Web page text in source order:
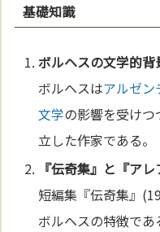
基礎知識
ボルヘスの文学的背
ボルヘスはアルゼン
文学の影響を受け
立した作家である。
『伝奇集』と『ア
短編集『伝奇集』
ボルヘスの特徴で